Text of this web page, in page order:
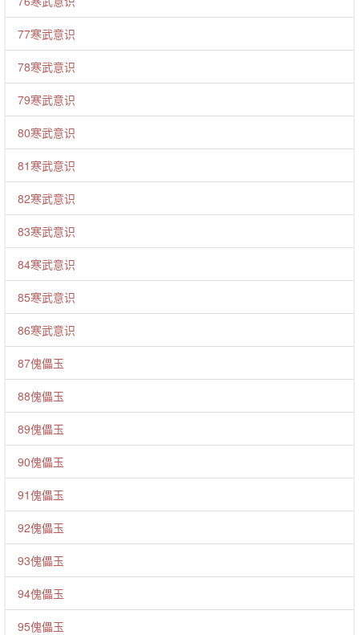
77寒武意识
78寒武意识
79寒武意识
80寒武意识
81寒武意识
82寒武意识
83寒武意识
84寒武意识
85寒武意识
86寒武意识
87傀儡玉
88傀儡玉
89傀儡玉
90傀儡玉
91傀儡玉
92傀儡玉
93傀儡玉
94傀儡玉
95傀儡玉